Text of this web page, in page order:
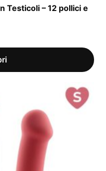
Testicoli – 12 pollici e